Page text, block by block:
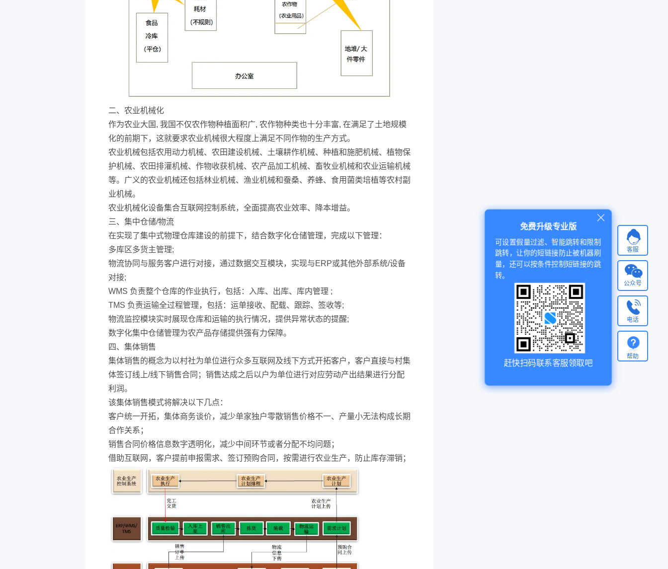
二、农业机械化
作为农业大国, 我国不仅农作物种植面积广, 农作物种类也十分丰富, 在满足了土地规模
化的前期下，这就要求农业机械很大程度上满足不同作物的生产方式。
农业机械包括农用动力机械、农田建设机械、土壤耕作机械、种植和施肥机械、植物保
护机械、农田排灌机械、作物收获机械、农产品加工机械、畜牧业机械和农业运输机械
等。广义的农业机械还包括林业机械、渔业机械和蚕桑、养蜂、食用菌类培植等农村副
业机械。
农业机械化设备集合互联网控制系统，全面提高农业效率、降本增益。
三、集中仓储/物流
在实现了集中式物理仓库建设的前提下，结合数字化仓储管理，完成以下管理：
多库区多货主管理;
物流协同与服务客户进行对接，通过数据交互模块，实现与ERP或其他外部系统/设备
对接;
WMS 负责整个仓库的作业执行，包括：入库、出库、库内管理 ;
TMS 负责运输全过程管理，包括：运单接收、配载、跟踪、签收等;
物流监控模块实时展现仓库和运输的执行情况，提供异常状态的提醒;
数字化集中仓储管理为农产品存储提供强有力保障。
四、集体销售
集体销售的概念为以村社为单位进行众多互联网及线下方式开拓客户，客户直接与村集
体签订线上/线下销售合同；销售达成之后以户为单位进行对应劳动产出结果进行分配
利润。
该集体销售模式将解决以下几点：
客户统一开拓，集体商务谈价，减少单家独户零散销售价格不一、产量小无法构成长期
合作关系；
销售合同价格信息数字透明化，减少中间环节或者分配不均问题；
借助互联网，客户提前申报需求、签订预购合同，按需进行农业生产，防止库存滞销；
客服
免费升级专业版
可设置假量过滤、智能跳转和限制
跳转，让你的短链接防止被机器刷
量，还可以按条件控制短链接的跳
转。
赶快扫码联系客服领取吧
公众号
电话
帮助